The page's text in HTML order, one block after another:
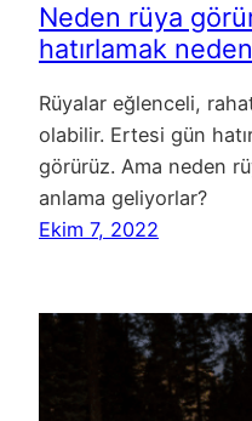
Neden rüya
hatırlamak
Rüyalar eğlenceli,
olabilir. Ertesi gün
görürüz. Ama neden
anlama geliyorlar?
Ekim 7, 2022